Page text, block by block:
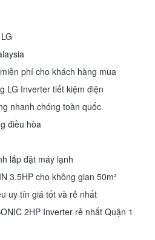
phí cho khách hàng mua
LG Inverter tiết kiệm điện
nhanh chóng toàn quốc
điều hòa
lắp đặt máy lạnh
3.5HP cho không gian 50m²
uy tín giá tốt và rẻ nhất
2HP Inverter rẻ nhất Quận 1